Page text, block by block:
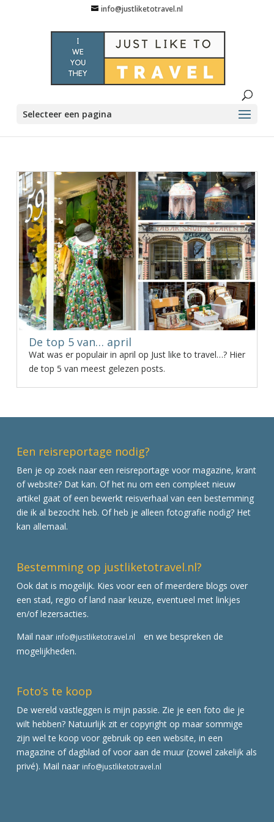
info@justliketotravel.nl
Selecteer een pagina
De top 5 van… april
Wat was er populair in april op Just like to travel…? Hier
de top 5 van meest gelezen posts.
Een reisreportage nodig?
Ben je op zoek naar een reisreportage voor magazine, krant
of website? Dat kan. Of het nu om een compleet nieuw
artikel gaat of een bewerkt reisverhaal van een bestemming
die ik al bezocht heb. Of heb je alleen fotografie nodig? Het
kan allemaal.
Bestemming op justliketotravel.nl?
Ook dat is mogelijk. Kies voor een of meerdere blogs over
een stad, regio of land naar keuze, eventueel met linkjes
en/of lezersacties.
Mail naar info@justliketotravel.nl
en we bespreken de
mogelijkheden.
Foto’s te koop
De wereld vastleggen is mijn passie. Zie je een foto die je
wilt hebben? Natuurlijk zit er copyright op maar sommige
zijn wel te koop voor gebruik op een website, in een
magazine of dagblad of voor aan de muur (zowel zakelijk als
privé). Mail naar info@justliketotravel.nl